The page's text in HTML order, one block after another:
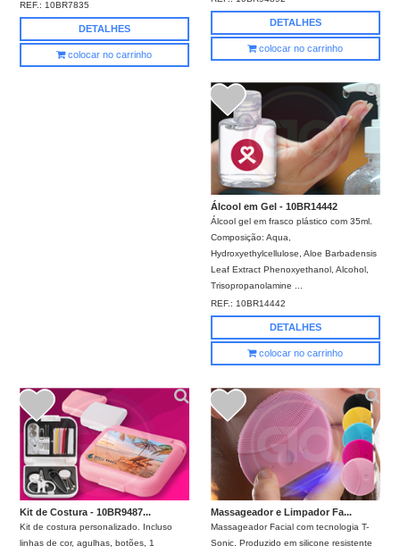
REF.: 10BR7835
DETALHES
colocar no carrinho
DETALHES
colocar no carrinho
Álcool em Gel - 10BR14442
Álcool gel em frasco plástico com 35ml.
Composição: Aqua,
Hydroxyethylcellulose, Aloe Barbadensis
Leaf Extract Phenoxyethanol, Alcohol,
Trisopropanolamine ...
REF.:10BR14442
DETALHES
colocar no carrinho
Kit de Costura - 10BR9487...
Kit de costura personalizado. Incluso
linhas de cor, agulhas, botões, 1
Massageador e Limpador Fa...
Massageador Facial com tecnologia T-
Sonic. Produzido em silicone resistente